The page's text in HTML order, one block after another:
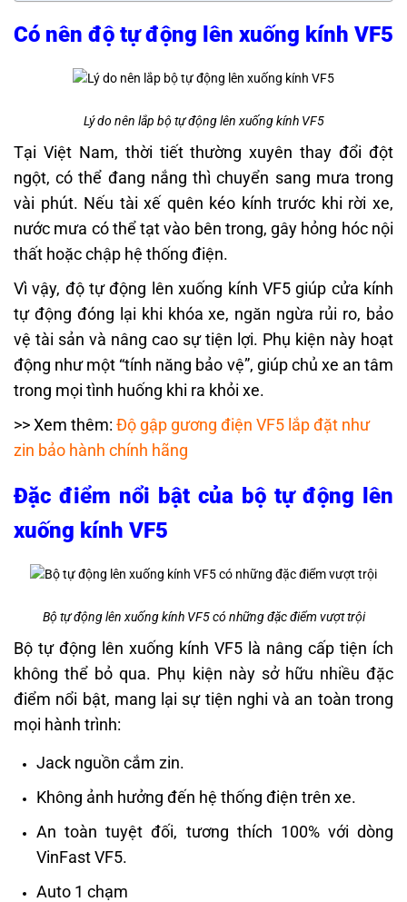
Có nên độ tự động lên xuống kính VF5
Lý do nên lắp bộ tự động lên xuống kính VF5
Tại Việt Nam, thời tiết thường xuyên thay đổi đột
ngột, có thể đang nắng thì chuyển sang mưa trong
vài phút. Nếu tài xế quên kéo kính trước khi rời xe,
nước mưa có thể tạt vào bên trong, gây hỏng hóc nội
thất hoặc chập hệ thống điện.
Vì vậy, độ tự động lên xuống kính VF5 giúp cửa kính
tự động đóng lại khi khóa xe, ngăn ngừa rủi ro, bảo
vệ tài sản và nâng cao sự tiện lợi. Phụ kiện này hoạt
động như một “tính năng bảo vệ”, giúp chủ xe an tâm
trong mọi tình huống khi ra khỏi xe.
>> Xem thêm: Độ gập gương điện VF5 lắp đặt như
zin bảo hành chính hãng
Đặc điểm nổi bật của bộ tự động lên
xuống kính VF5
Bộ tự động lên xuống kính VF5 có những đặc điểm vượt trội
Bộ tự động lên xuống kính VF5 là nâng cấp tiện ích
không thể bỏ qua. Phụ kiện này sở hữu nhiều đặc
điểm nổi bật, mang lại sự tiện nghi và an toàn trong
mọi hành trình:
Jack nguồn cắm zin.
Không ảnh hưởng đến hệ thống điện trên xe.
An toàn tuyệt đối, tương thích 100% với dòng
VinFast VF5.
Auto 1 chạm